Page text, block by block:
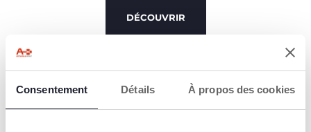
Consentement Détails À propos des cookies
DÉCOUVRIR